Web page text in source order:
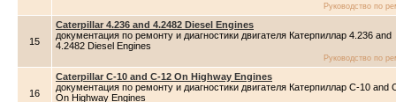
Руководство по
15
Caterpillar 4.236 and 4.2482 Diesel Engines
документация по ремонту и диагностики двигателя Катерпиллар 4.236 and
4.2482 Diesel Engines
Руководство по
16
Caterpillar C-10 and C-12 On Highway Engines
документация по ремонту и диагностики двигателя Катерпиллар C-10 and
On Highway Engines